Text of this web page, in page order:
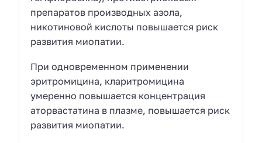
препаратов производных азола,
никотиновой кислоты повышается риск
развития миопатии.
При одновременном применении
эритромицина, кларитромицина
умеренно повышается концентрация
аторвастатина в плазме, повышается риск
развития миопатии.